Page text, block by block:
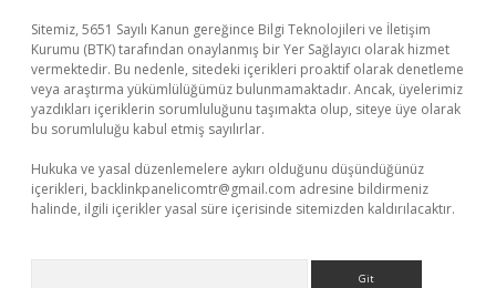
Sitemiz, 5651 Sayılı Kanun gereğince Bilgi Teknolojileri ve İletişim
Kurumu (BTK) tarafından onaylanmış bir Yer Sağlayıcı olarak hizmet
vermektedir. Bu nedenle, sitedeki içerikleri proaktif olarak denetleme
veya araştırma yükümlülüğümüz bulunmamaktadır. Ancak, üyelerimiz
yazdıkları içeriklerin sorumluluğunu taşımakta olup, siteye üye olarak
bu sorumluluğu kabul etmiş sayılırlar.
Hukuka ve yasal düzenlemelere aykırı olduğunu düşündüğünüz
içerikleri, backlinkpanelicomtr@gmail.com adresine bildirmeniz
halinde, ilgili içerikler yasal süre içerisinde sitemizden kaldırılacaktır.